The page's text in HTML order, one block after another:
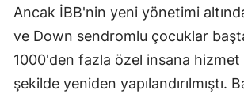
Ancak İBB'nin yeni yönetimi
ve Down sendromlu çocuklar
1000'den fazla özel insana hizmet
şekilde yeniden yapılandırılmıştı.